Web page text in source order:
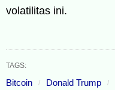
volatilitas ini.
TAGS:
Bitcoin Donald Trump